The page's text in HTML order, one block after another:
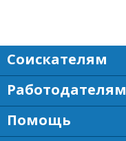
Соискателям
Работодателям
Помощь